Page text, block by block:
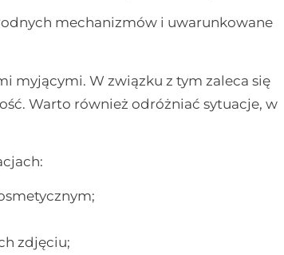
mechanizmów i uwarunkowane
myjącymi. W związku z tym zaleca się
Warto również odróżniać sytuacje, w
zdjęciu;